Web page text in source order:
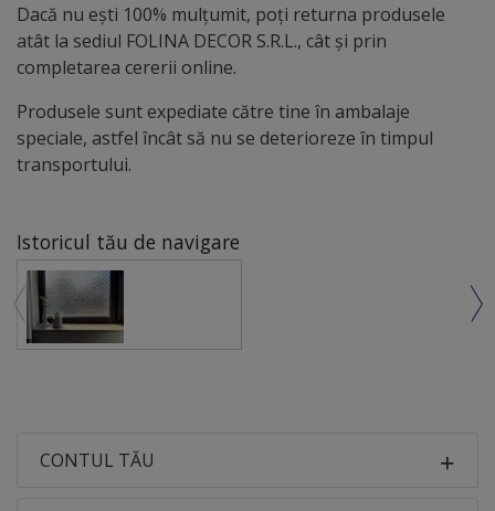
Dacă nu ești 100% mulțumit, poți returna produsele
atât la sediul FOLINA DECOR S.R.L., cât și prin
completarea cererii online.
Produsele sunt expediate către tine în ambalaje
speciale, astfel încât să nu se deterioreze în timpul
transportului.
Istoricul tău de navigare
CONTUL TĂU